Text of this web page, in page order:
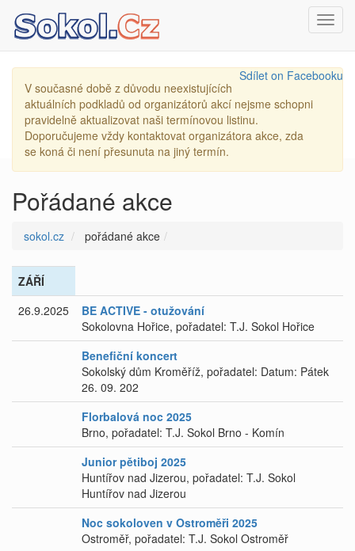
Sdílet on Facebooku
V současné době z důvodu neexistujících
aktuálních podkladů od organizátorů akcí nejsme schopni
pravidelně aktualizovat naši termínovou listinu.
Doporučujeme vždy kontaktovat organizátora akce, zda
se koná či není přesunuta na jiný termín.
Pořádané akce
sokol.cz pořádané akce
ZÁŘÍ
26.9.2025
BE ACTIVE - otužování
Sokolovna Hořice, pořadatel: T.J. Sokol Hořice
Benefiční koncert
Sokolský dům Kroměříž, pořadatel: Datum: Pátek
26. 09. 202
Florbalová noc 2025
Brno, pořadatel: T.J. Sokol Brno - Komín
Junior pětiboj 2025
Huntířov nad Jizerou, pořadatel: T.J. Sokol
Huntířov nad Jizerou
Noc sokoloven v Ostroměři 2025
Ostroměř, pořadatel: T.J. Sokol Ostroměř